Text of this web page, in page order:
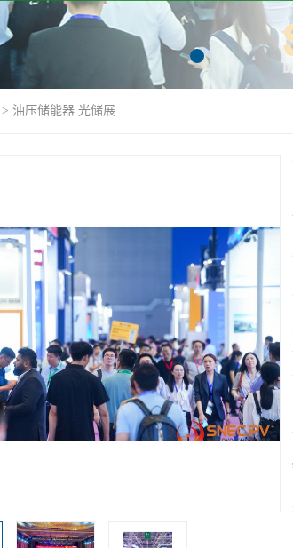
> 油压储能器 光储展